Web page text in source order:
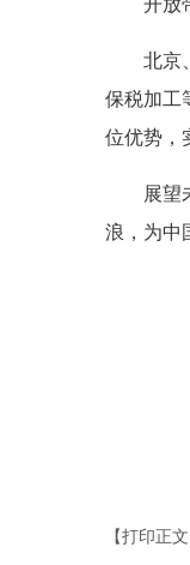
开放
北京
保税加工
位优势，
展望
浪，为中
【打印正